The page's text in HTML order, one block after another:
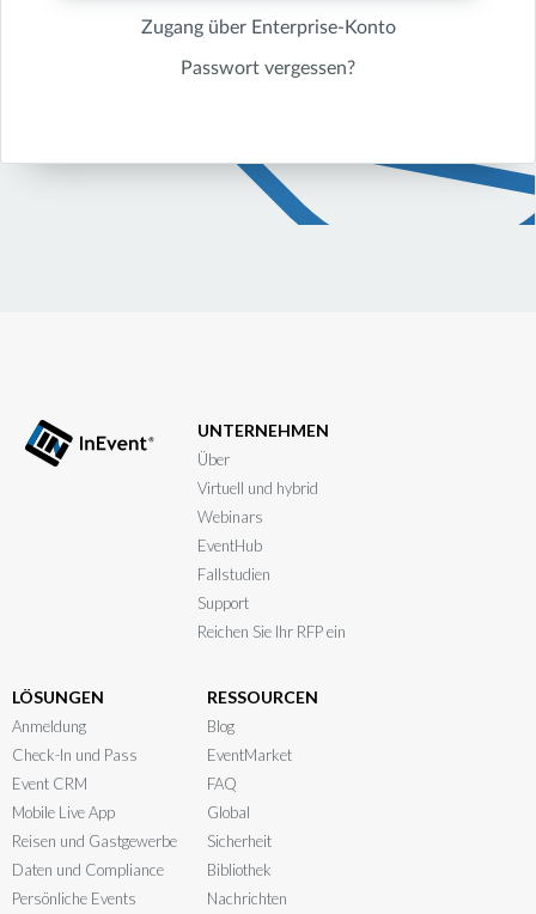
Zugang über Enterprise-Konto
Passwort vergessen?
UNTERNEHMEN
Über
Virtuell und hybrid
Webinars
EventHub
Fallstudien
Support
Reichen Sie Ihr RFP ein
LÖSUNGEN
Anmeldung
Check-In und Pass
Event CRM
Mobile Live App
Reisen und Gastgewerbe
Daten und Compliance
Persönliche Events
RESSOURCEN
Blog
EventMarket
FAQ
Global
Sicherheit
Bibliothek
Nachrichten